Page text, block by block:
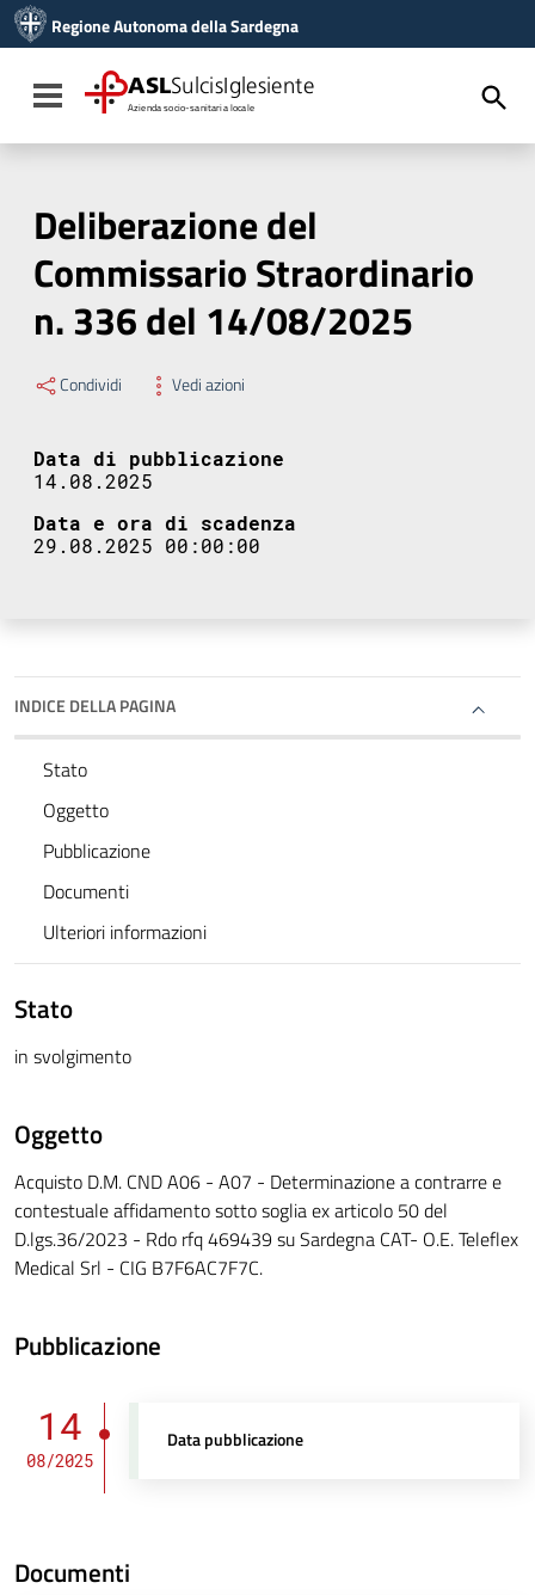
Vai al menu di navigazione
Vai al footer
Regione Autonoma della Sardegna
Toggle navigation
ASLSulcisIglesiente
Azienda socio-sanitaria locale
Deliberazione del
Commissario Straordinario
n. 336 del 14/08/2025
Condividi Vedi azioni
Data di pubblicazione
14.08.2025
Data e ora di scadenza
29.08.2025 00:00:00
INDICE DELLA PAGINA
Stato
Oggetto
Pubblicazione
Documenti
Ulteriori informazioni
Stato
in svolgimento
Oggetto
Acquisto D.M. CND A06 - A07 - Determinazione a contrarre e
contestuale affidamento sotto soglia ex articolo 50 del
D.lgs.36/2023 - Rdo rfq 469439 su Sardegna CAT- O.E. Teleflex
Medical Srl - CIG B7F6AC7F7C.
Pubblicazione
14
08/2025
Data pubblicazione
Documenti